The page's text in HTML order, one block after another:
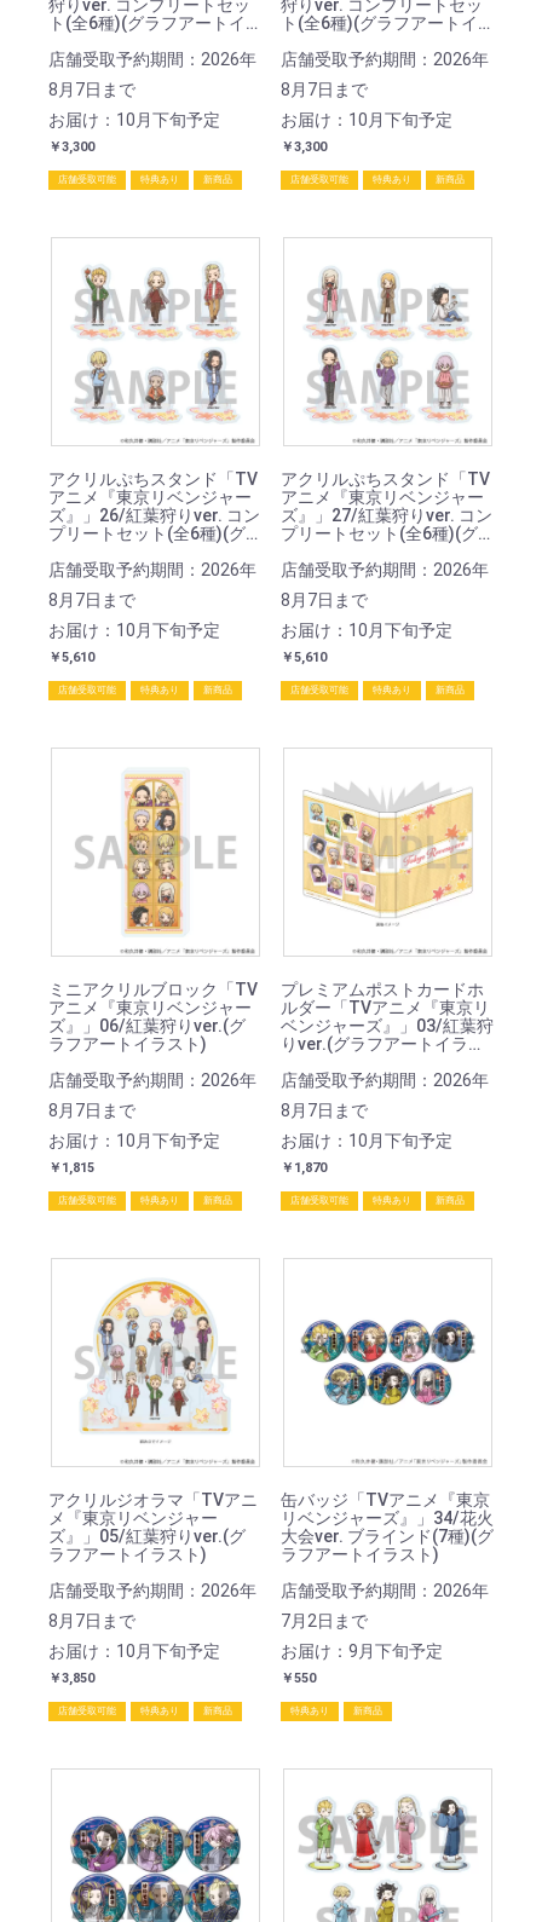
狩りver. コンプリートセッ
ト(全6種)(グラフアートイ
店舗受取予約期間：2026年
8月7日まで
お届け：10月下旬予定
￥3,300
店舗受取可能 特典あり 新商品
狩りver. コンプリートセッ
ト(全6種)(グラフアートイ
店舗受取予約期間：2026年
8月7日まで
お届け：10月下旬予定
￥3,300
店舗受取可能 特典あり 新商品
アクリルぷちスタンド「TV
アニメ『東京リベンジャー
ズ』」26/紅葉狩りver. コン
プリートセット(全6種)(グ
店舗受取予約期間：2026年
8月7日まで
お届け：10月下旬予定
￥5,610
店舗受取可能 特典あり 新商品
アクリルぷちスタンド「TV
アニメ『東京リベンジャー
ズ』」27/紅葉狩りver. コン
プリートセット(全6種)(グ
店舗受取予約期間：2026年
8月7日まで
お届け：10月下旬予定
￥5,610
店舗受取可能 特典あり 新商品
ミニアクリルブロック「TV
アニメ『東京リベンジャー
ズ』」06/紅葉狩りver.(グ
ラフアートイラスト)
店舗受取予約期間：2026年
8月7日まで
お届け：10月下旬予定
￥1,815
店舗受取可能 特典あり 新商品
プレミアムポストカードホ
ルダー「TVアニメ『東京リ
ベンジャーズ』」03/紅葉狩
りver.(グラフアートイラス
店舗受取予約期間：2026年
8月7日まで
お届け：10月下旬予定
￥1,870
店舗受取可能 特典あり 新商品
アクリルジオラマ「TVアニ
メ『東京リベンジャー
ズ』」05/紅葉狩りver.(グ
ラフアートイラスト)
店舗受取予約期間：2026年
8月7日まで
お届け：10月下旬予定
￥3,850
店舗受取可能 特典あり 新商品
缶バッジ「TVアニメ『東京
リベンジャーズ』」34/花火
大会ver. ブラインド(7種)(グ
ラフアートイラスト)
店舗受取予約期間：2026年
7月2日まで
お届け：9月下旬予定
￥550
特典あり 新商品